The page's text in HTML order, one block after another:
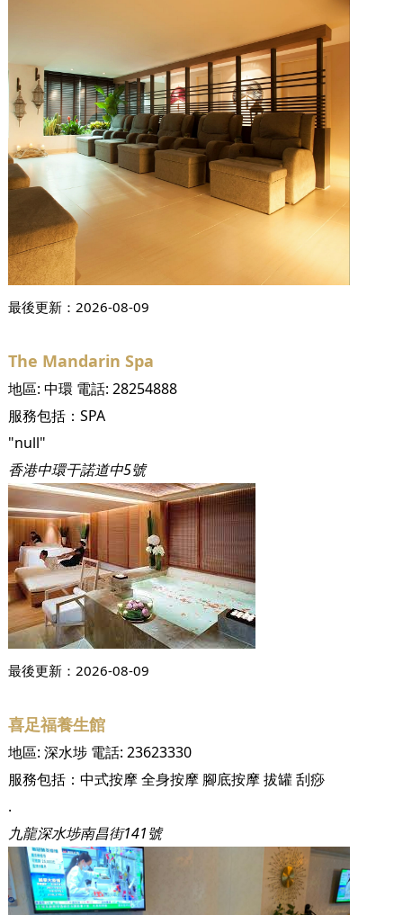
最後更新： 2026-08-09
The Mandarin Spa
地區: 中環 電話: 28254888
服務包括： SPA
"null"
香港中環干諾道中5號
最後更新： 2026-08-09
喜足福養生館
地區: 深水埗電話: 23623330
服務包括： 中式按摩全身按摩 腳底按摩拔罐刮痧
.
九龍深水埗南昌街141號